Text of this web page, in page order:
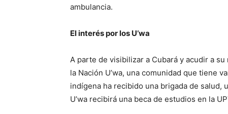
ambulancia.
El interés por los U’wa
A parte de visibilizar a Cubará y acudir a
la Nación U’wa, una comunidad que tiene
indígena ha recibido una brigada de
U’wa recibirá una beca de estudios en la